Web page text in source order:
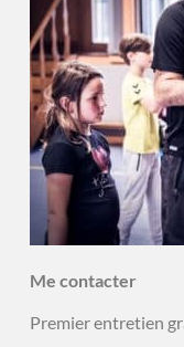
Me contacter
Premier entretien